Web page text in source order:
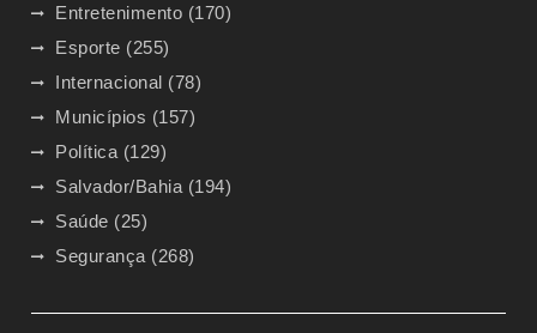
Entretenimento (170)
Esporte (255)
Internacional (78)
Municípios (157)
Política (129)
Salvador/Bahia (194)
Saúde (25)
Segurança (268)